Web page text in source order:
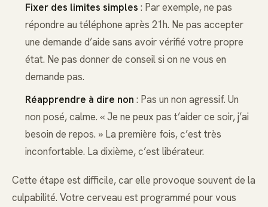
Fixer des limites simples : Par exemple, ne pas
répondre au téléphone après 21h. Ne pas accepter
une demande d’aide sans avoir vérifié votre propre
état. Ne pas donner de conseil si on ne vous en
demande pas.
Réapprendre à dire non : Pas un non agressif. Un
non posé, calme. « Je ne peux pas t’aider ce soir, j’ai
besoin de repos. » La première fois, c’est très
inconfortable. La dixième, c’est libérateur.
Cette étape est difficile, car elle provoque souvent de la
culpabilité. Votre cerveau est programmé pour vous